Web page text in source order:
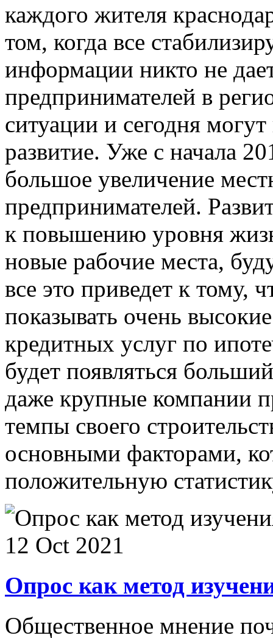
каждого жителя
том, когда все
информации никто не
предпринимателей в
ситуации и сегодня
развитие. Уже с начала
большое увеличение
предпринимателей.
к повышению уровня
новые рабочие места,
все это приведет к тому,
показывать очень
кредитных услуг по
будет появляться
даже крупные компании
темпы своего
основными факторами,
положительную
12 Oct 2021
Опрос как метод
Общественное мнение